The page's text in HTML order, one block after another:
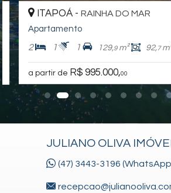
YouTube Juliano Oliva Imóveis - (Youtube/
Endereço:
Rua Ceara, nº 2409
ver mapa abaixo
ITAPOÁ -RAINHA DO MAR
Apartamento
2 1 1 129,9m² 92,7
a partir de R$ 995.000,00
JULIANO OLIVA
(47) 3443-3196